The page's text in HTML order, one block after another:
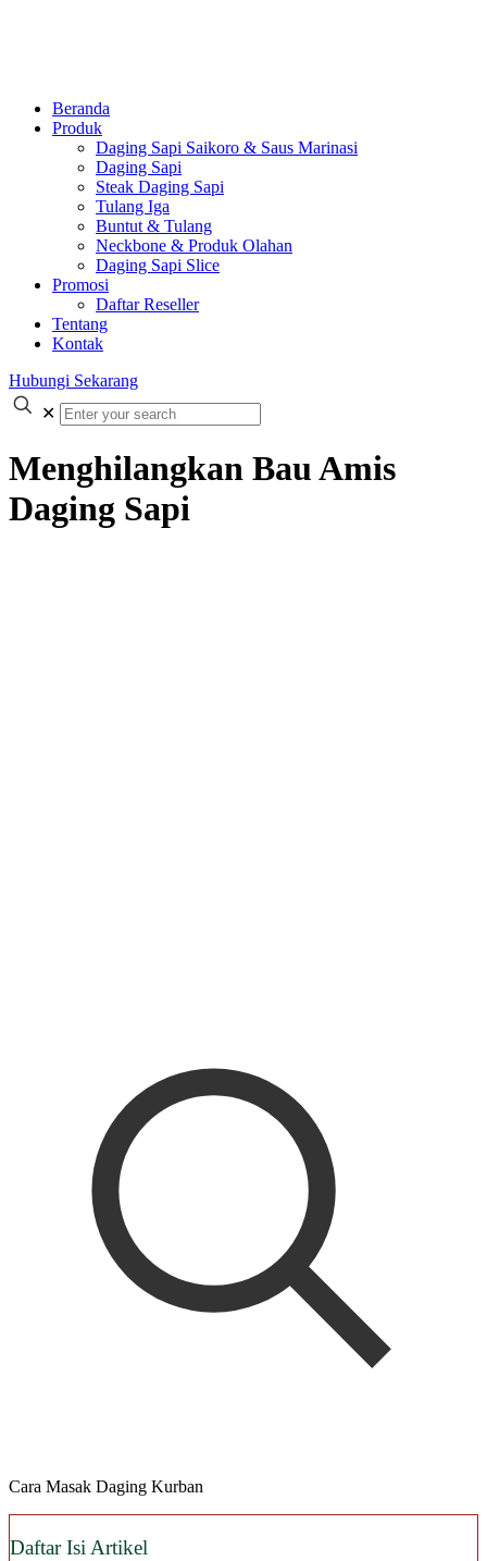
Beranda
Produk
Daging Sapi Saikoro & Saus Marinasi
Daging Sapi
Steak Daging Sapi
Tulang Iga
Buntut & Tulang
Neckbone & Produk Olahan
Daging Sapi Slice
Promosi
Daftar Reseller
Tentang
Kontak
Hubungi Sekarang
✕
Menghilangkan Bau Amis
Daging Sapi
Cara Masak Daging Kurban
Daftar Isi Artikel